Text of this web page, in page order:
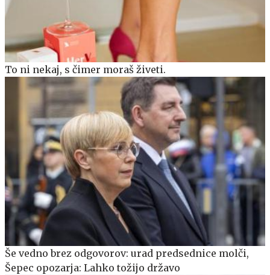
To ni nekaj, s čimer moraš živeti.
Še vedno brez odgovorov: urad predsednice molči,
Šepec opozarja: Lahko tožijo državo